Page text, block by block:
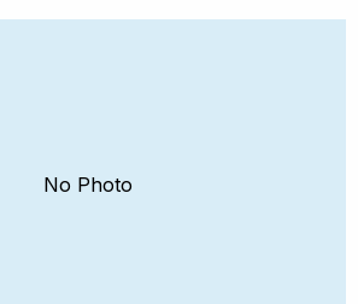
No Photo